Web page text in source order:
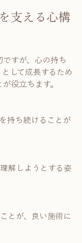
支える心構
すが、心の持ち
して成長するため
役立ちます。